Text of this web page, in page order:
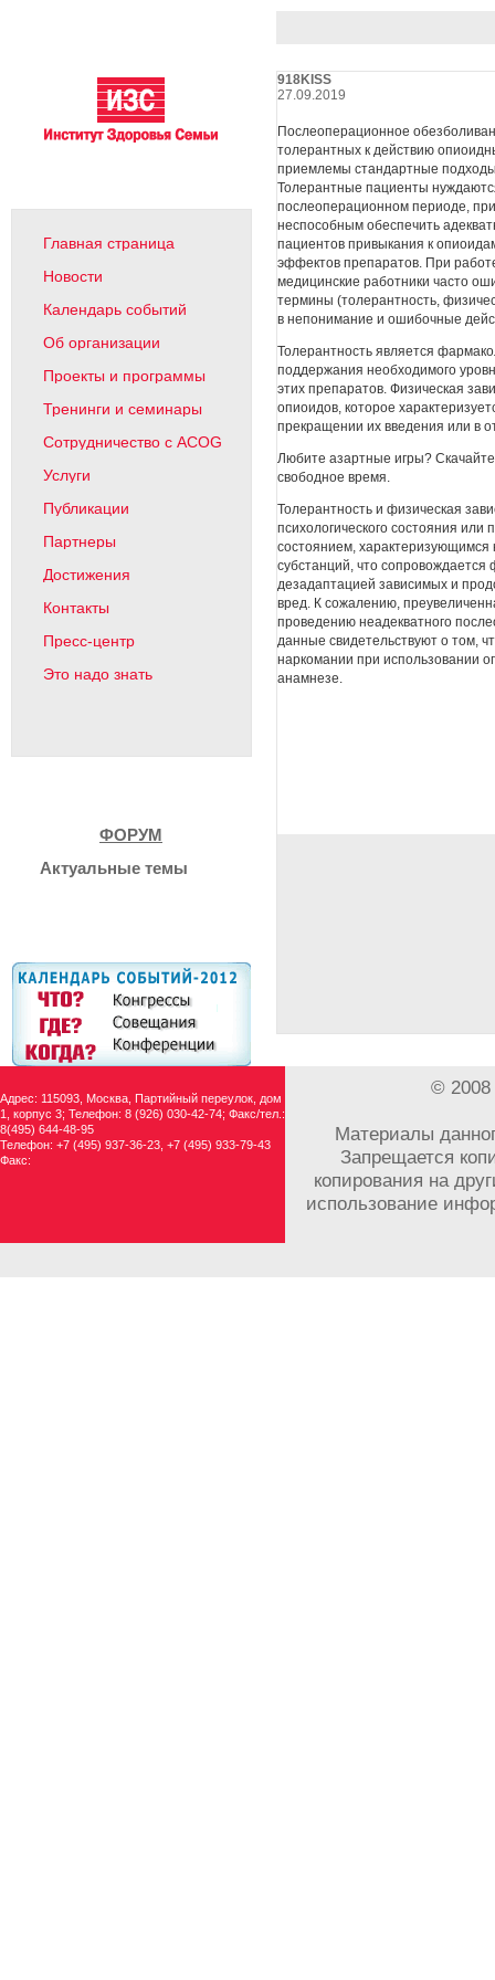
Главная страница
Новости
Календарь событий
Об организации
Проекты и программы
Тренинги и семинары
Сотрудничество с ACOG
Услуги
Публикации
Партнеры
Достижения
Контакты
Пресс-центр
Это надо знать
ФОРУМ
Актуальные темы
918KISS
27.09.2019
Послеоперационное
толерантных к действию
приемлемы стандартные
Толерантные пациенты
послеоперационном периоде,
неспособным обеспечить
пациентов привыкания к
эффектов препаратов. При
медицинские работники часто
термины (толерантность,
в непонимание и ошибочные
Толерантность является
поддержания необходимого
этих препаратов. Физическая
опиоидов, которое
прекращении их введения или в
Любите азартные игры?
свободное время.
Толерантность и физическая
психологического состояния
состоянием,
субстанций, что сопровождается
дезадаптацией зависимых и
вред. К сожалению,
проведению неадекватного
данные свидетельствуют о том,
наркомании при использовании
анамнезе.
Адрес: 115093, Москва, Партийный переулок, дом
1, корпус 3; Телефон: 8 (926) 030-42-74; Факс/тел.:
8(495) 644-48-95
Телефон: +7 (495) 937-36-23, +7 (495) 933-79-43
Факс:
© 2008
Материалы
Запрещается
копирования на
использование